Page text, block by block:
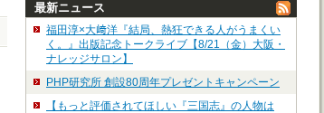
最新ニュース
福田淳×大﨑洋『結局、熱狂できる人がうまくい
く。』出版記念トークライブ【8/21（金）大阪・
ナレッジサロン】
PHP研究所 創設80周年プレゼントキャンペーン
【もっと評価されてほしい『三国志』の人物は